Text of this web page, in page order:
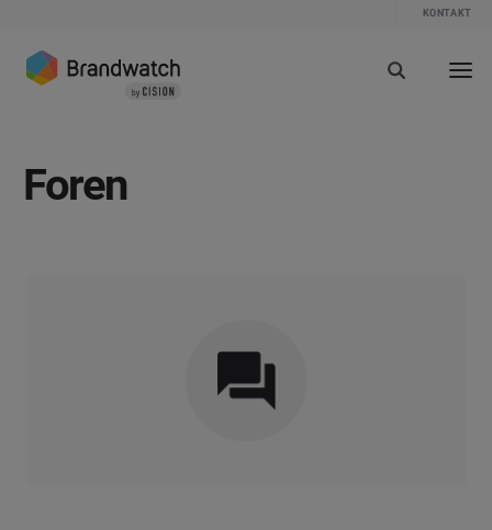
KONTAKT
Foren